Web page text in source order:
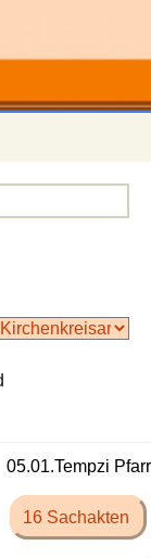
05.01.Tempzi
16 Sachakten